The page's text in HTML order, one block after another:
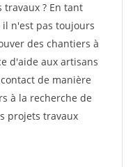
? En tant
n'est pas toujours
des chantiers à
d'aide aux artisans
de manière
à la recherche de
projets travaux